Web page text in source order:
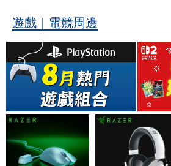
遊戲｜電競周邊